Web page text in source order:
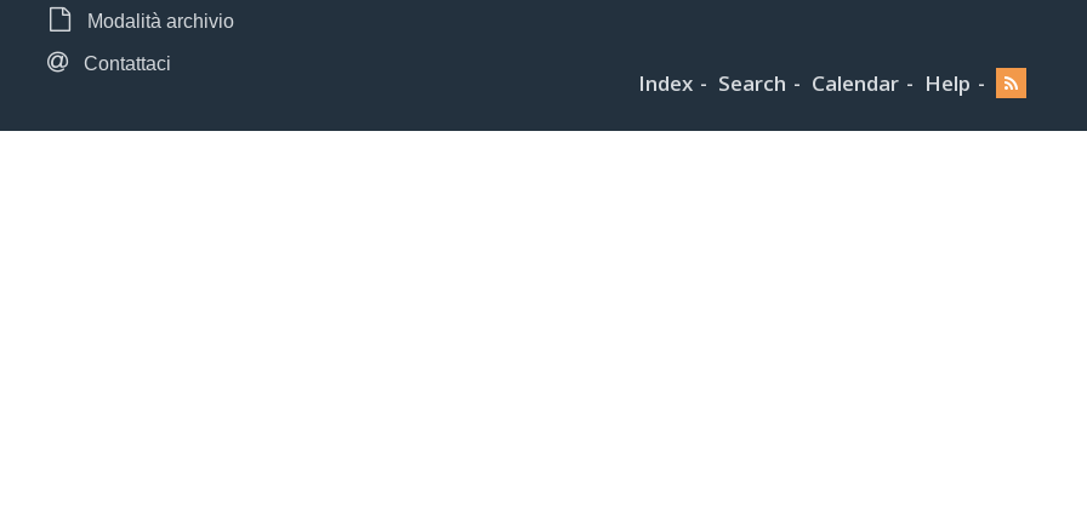
Modalità archivio
Contattaci
Index Search Calendar Help